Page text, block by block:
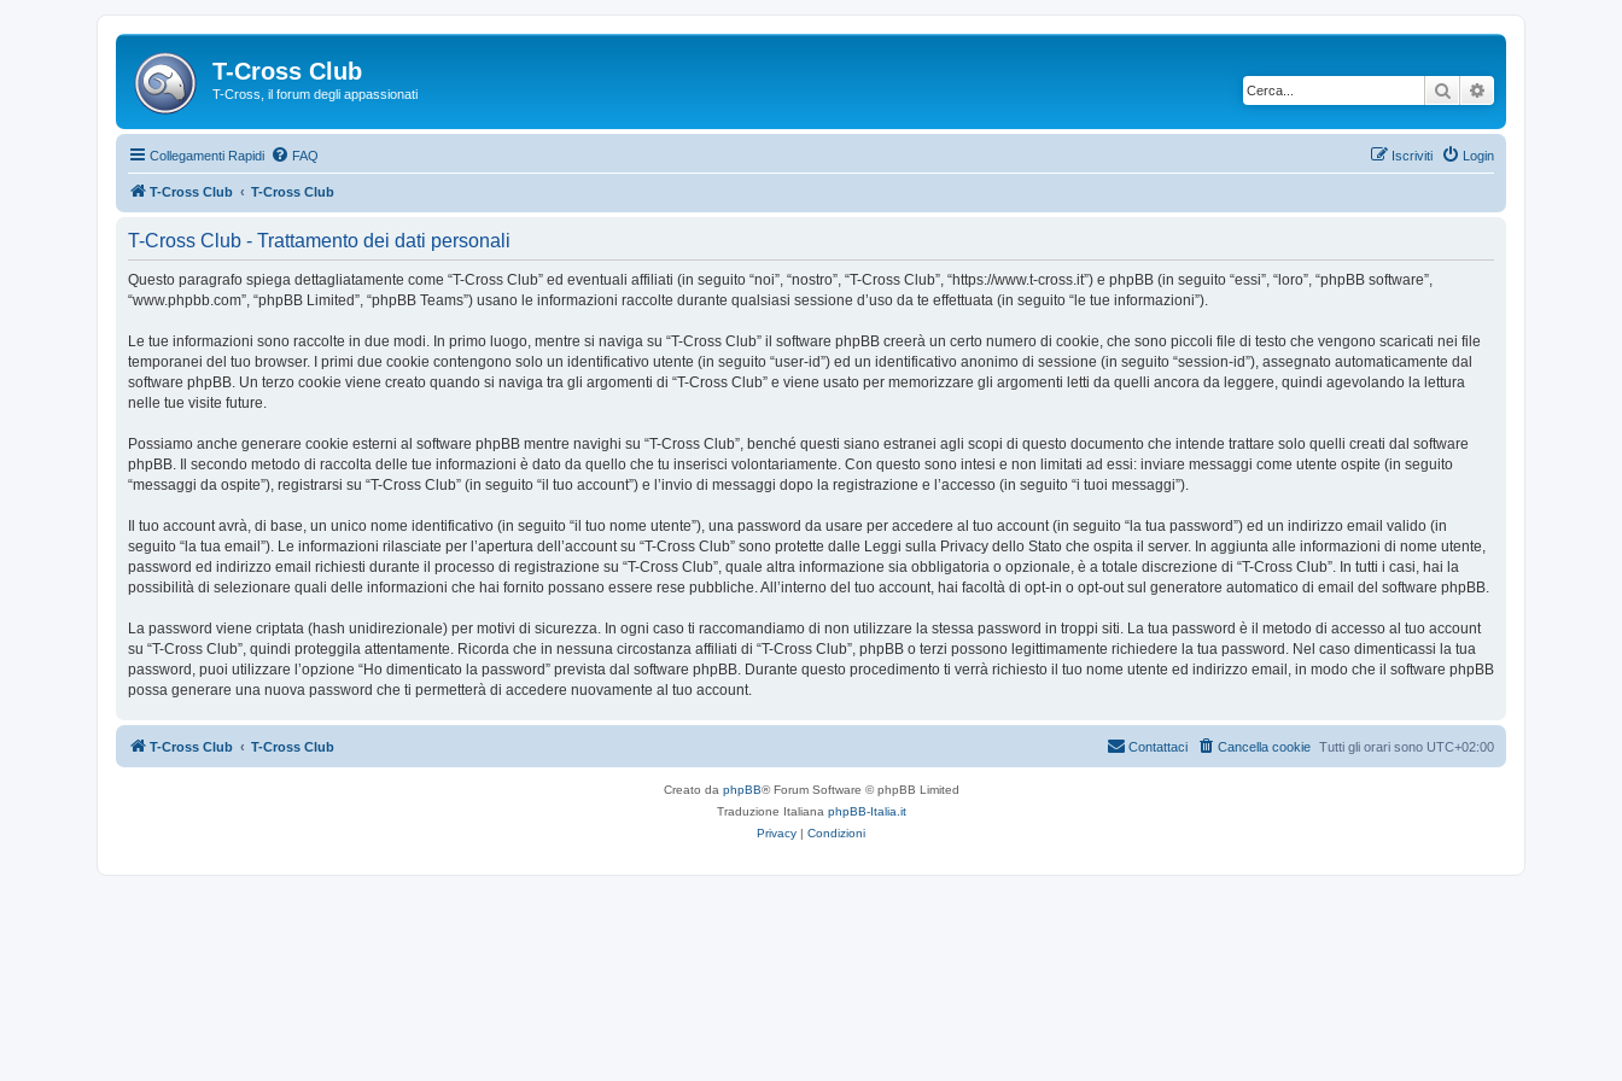
T-Cross Club
T-Cross, il forum degli appassionati Cerca
Collegamenti Rapidi FAQ Login
Iscriviti
T-Cross Club T-Cross Club
T-Cross Club - Trattamento dei dati personali
Questo paragrafo spiega dettagliatamente come “T-Cross Club” ed eventuali affiliati (in seguito “noi”, “nostro”, “T-Cross Club”, “https://www.t-cross.it”) e phpBB (in seguito “essi”, “loro”, “phpBB software”,
“www.phpbb.com”, “phpBB Limited”, “phpBB Teams”) usano le informazioni raccolte durante qualsiasi sessione d’uso da te effettuata (in seguito “le tue informazioni”).
Le tue informazioni sono raccolte in due modi. In primo luogo, mentre si naviga su “T-Cross Club” il software phpBB creerà un certo numero di cookie, che sono piccoli file di testo che vengono scaricati nei file
temporanei del tuo browser. I primi due cookie contengono solo un identificativo utente (in seguito “user-id”) ed un identificativo anonimo di sessione (in seguito “session-id”), assegnato automaticamente dal
software phpBB. Un terzo cookie viene creato quando si naviga tra gli argomenti di “T-Cross Club” e viene usato per memorizzare gli argomenti letti da quelli ancora da leggere, quindi agevolando la lettura
nelle tue visite future.
Possiamo anche generare cookie esterni al software phpBB mentre navighi su “T-Cross Club”, benché questi siano estranei agli scopi di questo documento che intende trattare solo quelli creati dal software
phpBB. Il secondo metodo di raccolta delle tue informazioni è dato da quello che tu inserisci volontariamente. Con questo sono intesi e non limitati ad essi: inviare messaggi come utente ospite (in seguito
“messaggi da ospite”), registrarsi su “T-Cross Club” (in seguito “il tuo account”) e l’invio di messaggi dopo la registrazione e l’accesso (in seguito “i tuoi messaggi”).
Il tuo account avrà, di base, un unico nome identificativo (in seguito “il tuo nome utente”), una password da usare per accedere al tuo account (in seguito “la tua password”) ed un indirizzo email valido (in
seguito “la tua email”). Le informazioni rilasciate per l’apertura dell’account su “T-Cross Club” sono protette dalle Leggi sulla Privacy dello Stato che ospita il server. In aggiunta alle informazioni di nome utente,
password ed indirizzo email richiesti durante il processo di registrazione su “T-Cross Club”, quale altra informazione sia obbligatoria o opzionale, è a totale discrezione di “T-Cross Club”. In tutti i casi, hai la
possibilità di selezionare quali delle informazioni che hai fornito possano essere rese pubbliche. All’interno del tuo account, hai facoltà di opt-in o opt-out sul generatore automatico di email del software phpBB.
La password viene criptata (hash unidirezionale) per motivi di sicurezza. In ogni caso ti raccomandiamo di non utilizzare la stessa password in troppi siti. La tua password è il metodo di accesso al tuo account
su “T-Cross Club”, quindi proteggila attentamente. Ricorda che in nessuna circostanza affiliati di “T-Cross Club”, phpBB o terzi possono legittimamente richiedere la tua password. Nel caso dimenticassi la tua
password, puoi utilizzare l’opzione “Ho dimenticato la password” prevista dal software phpBB. Durante questo procedimento ti verrà richiesto il tuo nome utente ed indirizzo email, in modo che il software phpBB
possa generare una nuova password che ti permetterà di accedere nuovamente al tuo account.
T-Cross Club T-Cross Club Tutti gli orari sono UTC+02:00
Cancella cookie
Contattaci
Creato da phpBB® Forum Software © phpBB Limited
Traduzione Italiana phpBB-Italia.it
Privacy | Condizioni